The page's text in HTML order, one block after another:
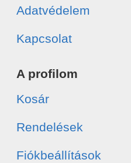
Adatvédelem
Kapcsolat
A profilom
Kosár
Rendelések
Fiókbeállítások